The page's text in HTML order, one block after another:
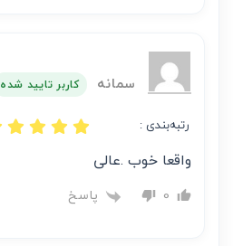
سمانه کاربر تایید شده
رتبه‌بندی :
واقعا خوب .عالی
0 پاسخ